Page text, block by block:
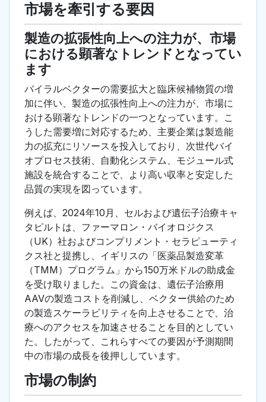
市場を牽引する要因
製造の拡張性向上への注力が、市場
における顕著なトレンドとなってい
ます
バイラルベクターの需要拡大と臨床候補物質の増
加に伴い、製造の拡張性向上への注力が、市場に
おける顕著なトレンドの一つとなっています。こ
うした需要増に対応するため、主要企業は製造能
力の拡充にリソースを投入しており、次世代バイ
オプロセス技術、自動化システム、モジュール式
施設を統合することで、より高い収率と安定した
品質の実現を図っています。
例えば、2024年10月、セルおよび遺伝子治療キャ
タピルトは、ファーマロン・バイオロジクス
（UK）社およびコンプリメント・セラピューティ
クス社と提携し、イギリスの「医薬品製造変革
（TMM）プログラム」から150万米ドルの助成金
を受け取りました。この資金は、遺伝子治療用
AAVの製造コストを削減し、ベクター供給のため
の製造スケーラビリティを向上させることで、治
療へのアクセスを加速させることを目的としてい
た。したがって、これらすべての要因が予測期間
中の市場の成長を後押ししています。
市場の制約